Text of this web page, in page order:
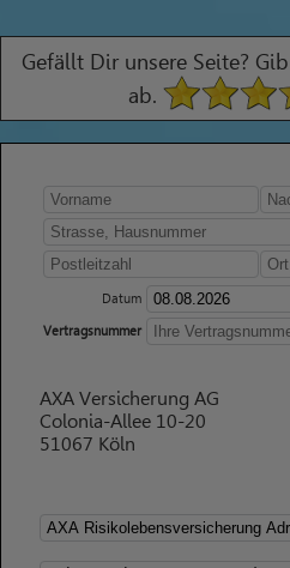
Gefällt Dir unsere Seite?
ab.
Datum
Vertragsnummer
AXA Versicherung AG
Colonia-Allee 10-20
51067 Köln